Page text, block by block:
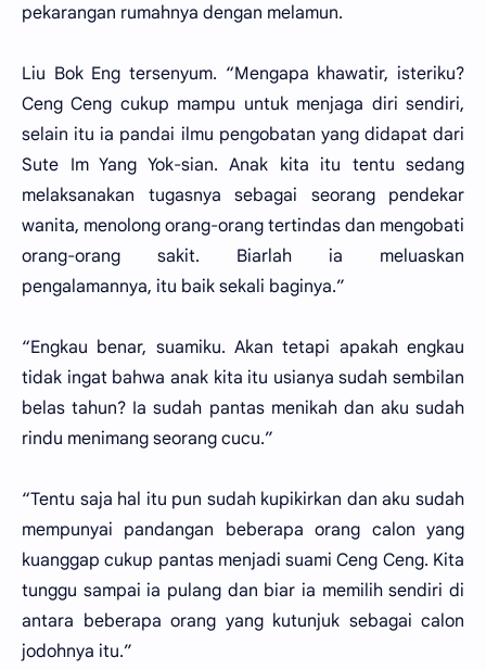
pekarangan rumahnya dengan melamun.
Liu Bok Eng tersenyum. “Mengapa khawatir, isteriku?
Ceng Ceng cukup mampu untuk menjaga diri sendiri,
selain itu ia pandai ilmu pengobatan yang didapat dari
Sute Im Yang Yok-sian. Anak kita itu tentu sedang
melaksanakan tugasnya sebagai seorang pendekar
wanita, menolong orang-orang tertindas dan mengobati
orang-orang sakit. Biarlah ia meluaskan
pengalamannya, itu baik sekali baginya.”
“Engkau benar, suamiku. Akan tetapi apakah engkau
tidak ingat bahwa anak kita itu usianya sudah sembilan
belas tahun? Ia sudah pantas menikah dan aku sudah
rindu menimang seorang cucu.”
“Tentu saja hal itu pun sudah kupikirkan dan aku sudah
mempunyai pandangan beberapa orang calon yang
kuanggap cukup pantas menjadi suami Ceng Ceng. Kita
tunggu sampai ia pulang dan biar ia memilih sendiri di
antara beberapa orang yang kutunjuk sebagai calon
jodohnya itu.”